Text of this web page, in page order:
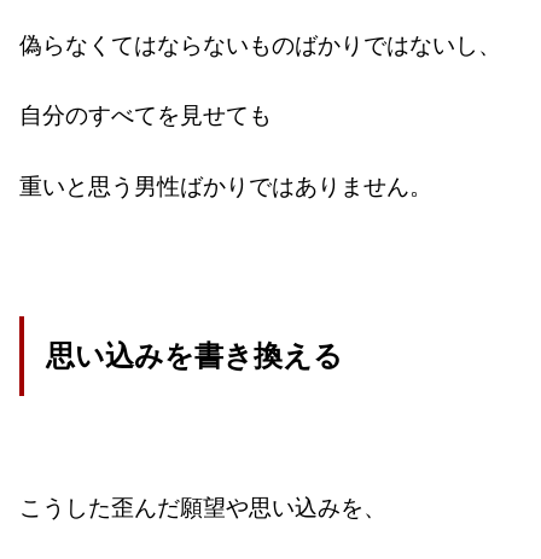
偽らなくてはならないものばかりではないし、
自分のすべてを見せても
重いと思う男性ばかりではありません。
思い込みを書き換える
こうした歪んだ願望や思い込みを、